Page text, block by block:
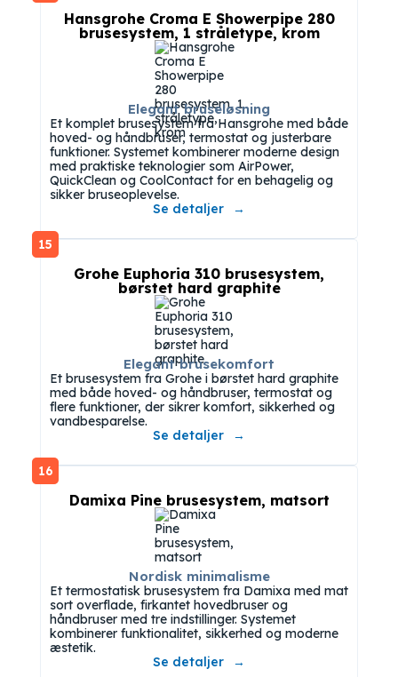
Elegant bruseløsning
Hansgrohe Croma E Showerpipe 280
brusesystem, 1 stråletype, krom
Et komplet brusesystem fra Hansgrohe med både
hoved- og håndbruser, termostat og justerbare
funktioner. Systemet kombinerer moderne design
med praktiske teknologier som AirPower,
QuickClean og CoolContact for en behagelig og
sikker bruseoplevelse.
Se detaljer
15
Elegant brusekomfort
Grohe Euphoria 310 brusesystem,
børstet hard graphite
Et brusesystem fra Grohe i børstet hard graphite
med både hoved- og håndbruser, termostat og
flere funktioner, der sikrer komfort, sikkerhed og
vandbesparelse.
Se detaljer
16
Nordisk minimalisme
Damixa Pine brusesystem, matsort
Et termostatisk brusesystem fra Damixa med mat
sort overflade, firkantet hovedbruser og
håndbruser med tre indstillinger. Systemet
kombinerer funktionalitet, sikkerhed og moderne
æstetik.
Se detaljer